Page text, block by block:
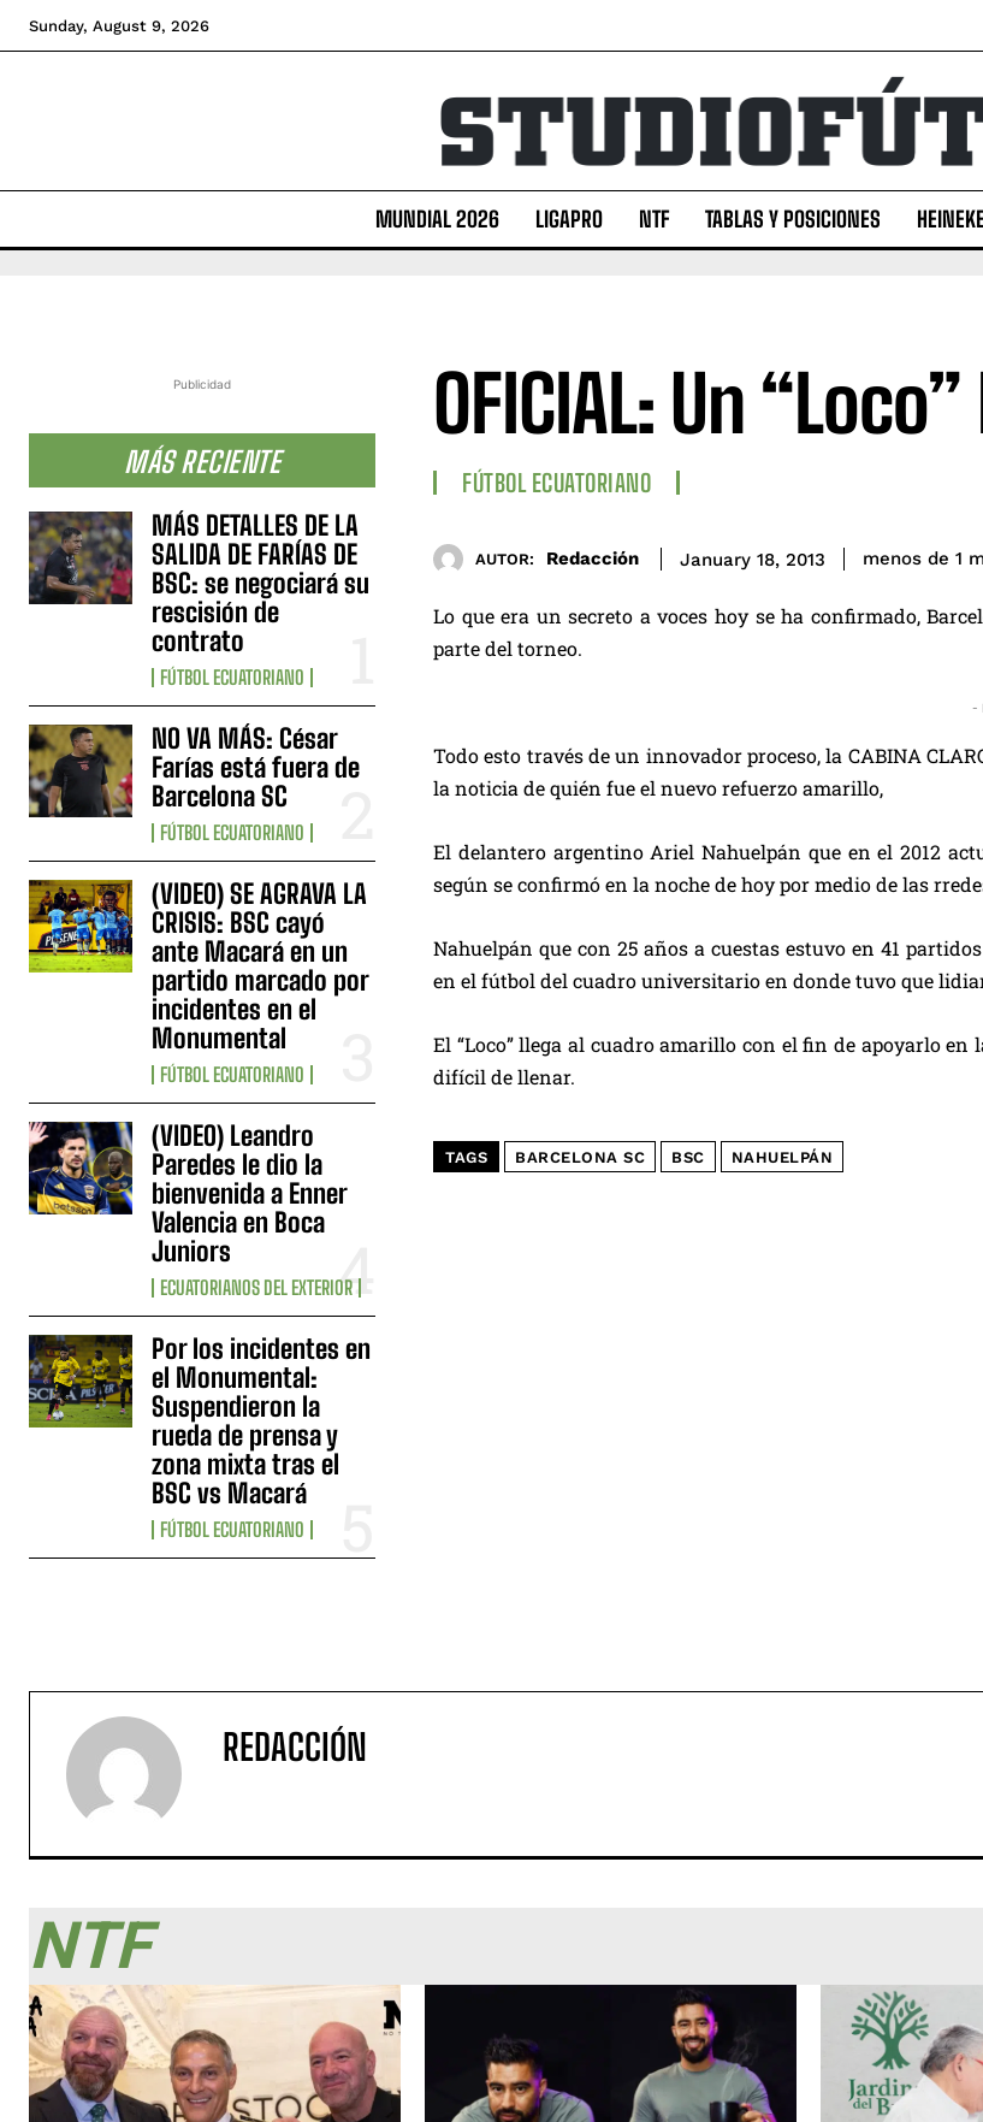
Sunday, August 9, 2026
MUNDIAL 2026 LIGAPRO NTF TABLAS Y POSICIONES
Publicidad
MÁS RECIENTE
MÁS DETALLES DE LA
SALIDA DE FARÍAS DE
BSC: se negociará su
rescisión de
contrato
FÚTBOL ECUATORIANO
NO VA MÁS: César
Farías está fuera de
Barcelona SC
FÚTBOL ECUATORIANO
(VIDEO) SE AGRAVA LA
CRISIS: BSC cayó
ante Macará en un
partido marcado por
incidentes en el
Monumental
FÚTBOL ECUATORIANO
(VIDEO) Leandro
Paredes le dio la
bienvenida a Enner
Valencia en Boca
Juniors
ECUATORIANOS DEL EXTERIOR
Por los incidentes en
el Monumental:
Suspendieron la
rueda de prensa y
zona mixta tras el
BSC vs Macará
FÚTBOL ECUATORIANO
OFICIAL: Un
FÚTBOL ECUATORIANO
AUTOR: Redacción January 18, 2013 menos de 1
Lo que era un secreto a voces hoy se ha confirmado,
parte del torneo.
-
Todo esto través de un innovador proceso, la CABINA
la noticia de quién fue el nuevo refuerzo amarillo,
El delantero argentino Ariel Nahuelpán que en el 2012
según se confirmó en la noche de hoy por medio de las
Nahuelpán que con 25 años a cuestas estuvo en 41
en el fútbol del cuadro universitario en donde tuvo que
El “Loco” llega al cuadro amarillo con el fin de apoyarlo
difícil de llenar.
TAGS BARCELONA SC BSC NAHUELPÁN
REDACCIÓN
NTF